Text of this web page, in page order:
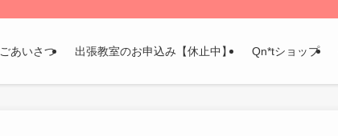
ごあいさつ 出張教室のお申込み【休止中】 Qn*tショップ